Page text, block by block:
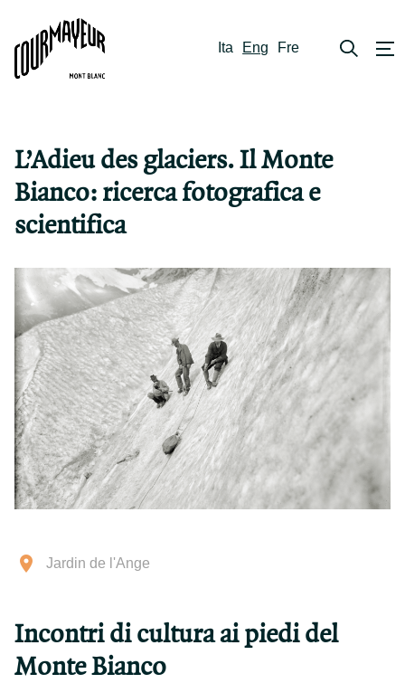
Ita Eng Fre
L’Adieu des glaciers. Il Monte
Bianco: ricerca fotografica e
scientifica
Jardin de l'Ange
Incontri di cultura ai piedi del
Monte Bianco